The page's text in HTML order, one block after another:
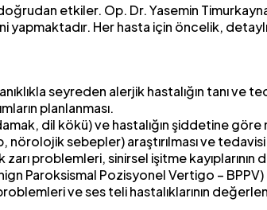
etkiler. Op. Dr. Yasemin
Her hasta için öncelik,
seyreden alerjik hastalığın tanı
planlanması.
dil kökü) ve hastalığın şiddetine
sebepler) araştırılması ve
zarı problemleri, sinirsel işitme
Paroksismal Pozisyonel Vertigo –
ve ses teli hastalıklarının